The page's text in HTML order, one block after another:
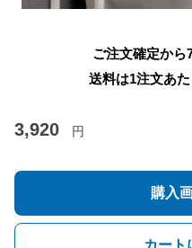
ご注文確定から
送料は1注文あた
3,920 円
購入
カート